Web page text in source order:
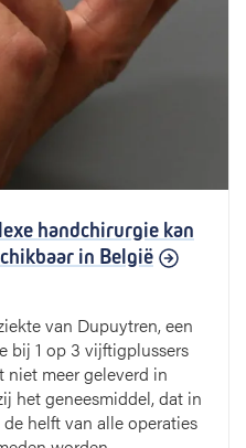
handchirurgie kan
in België
van Dupuytren, een
bij 1 op 3 vijftigplussers
meer geleverd in
het geneesmiddel, dat in
helft van alle operaties